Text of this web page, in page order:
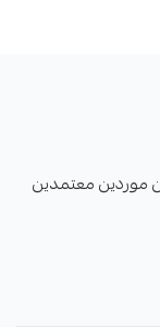
موردين معتمدين